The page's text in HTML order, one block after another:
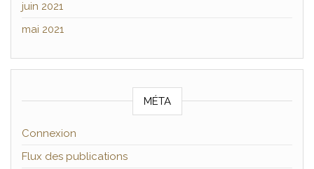
juin 2021
mai 2021
MÉTA
Connexion
Flux des publications